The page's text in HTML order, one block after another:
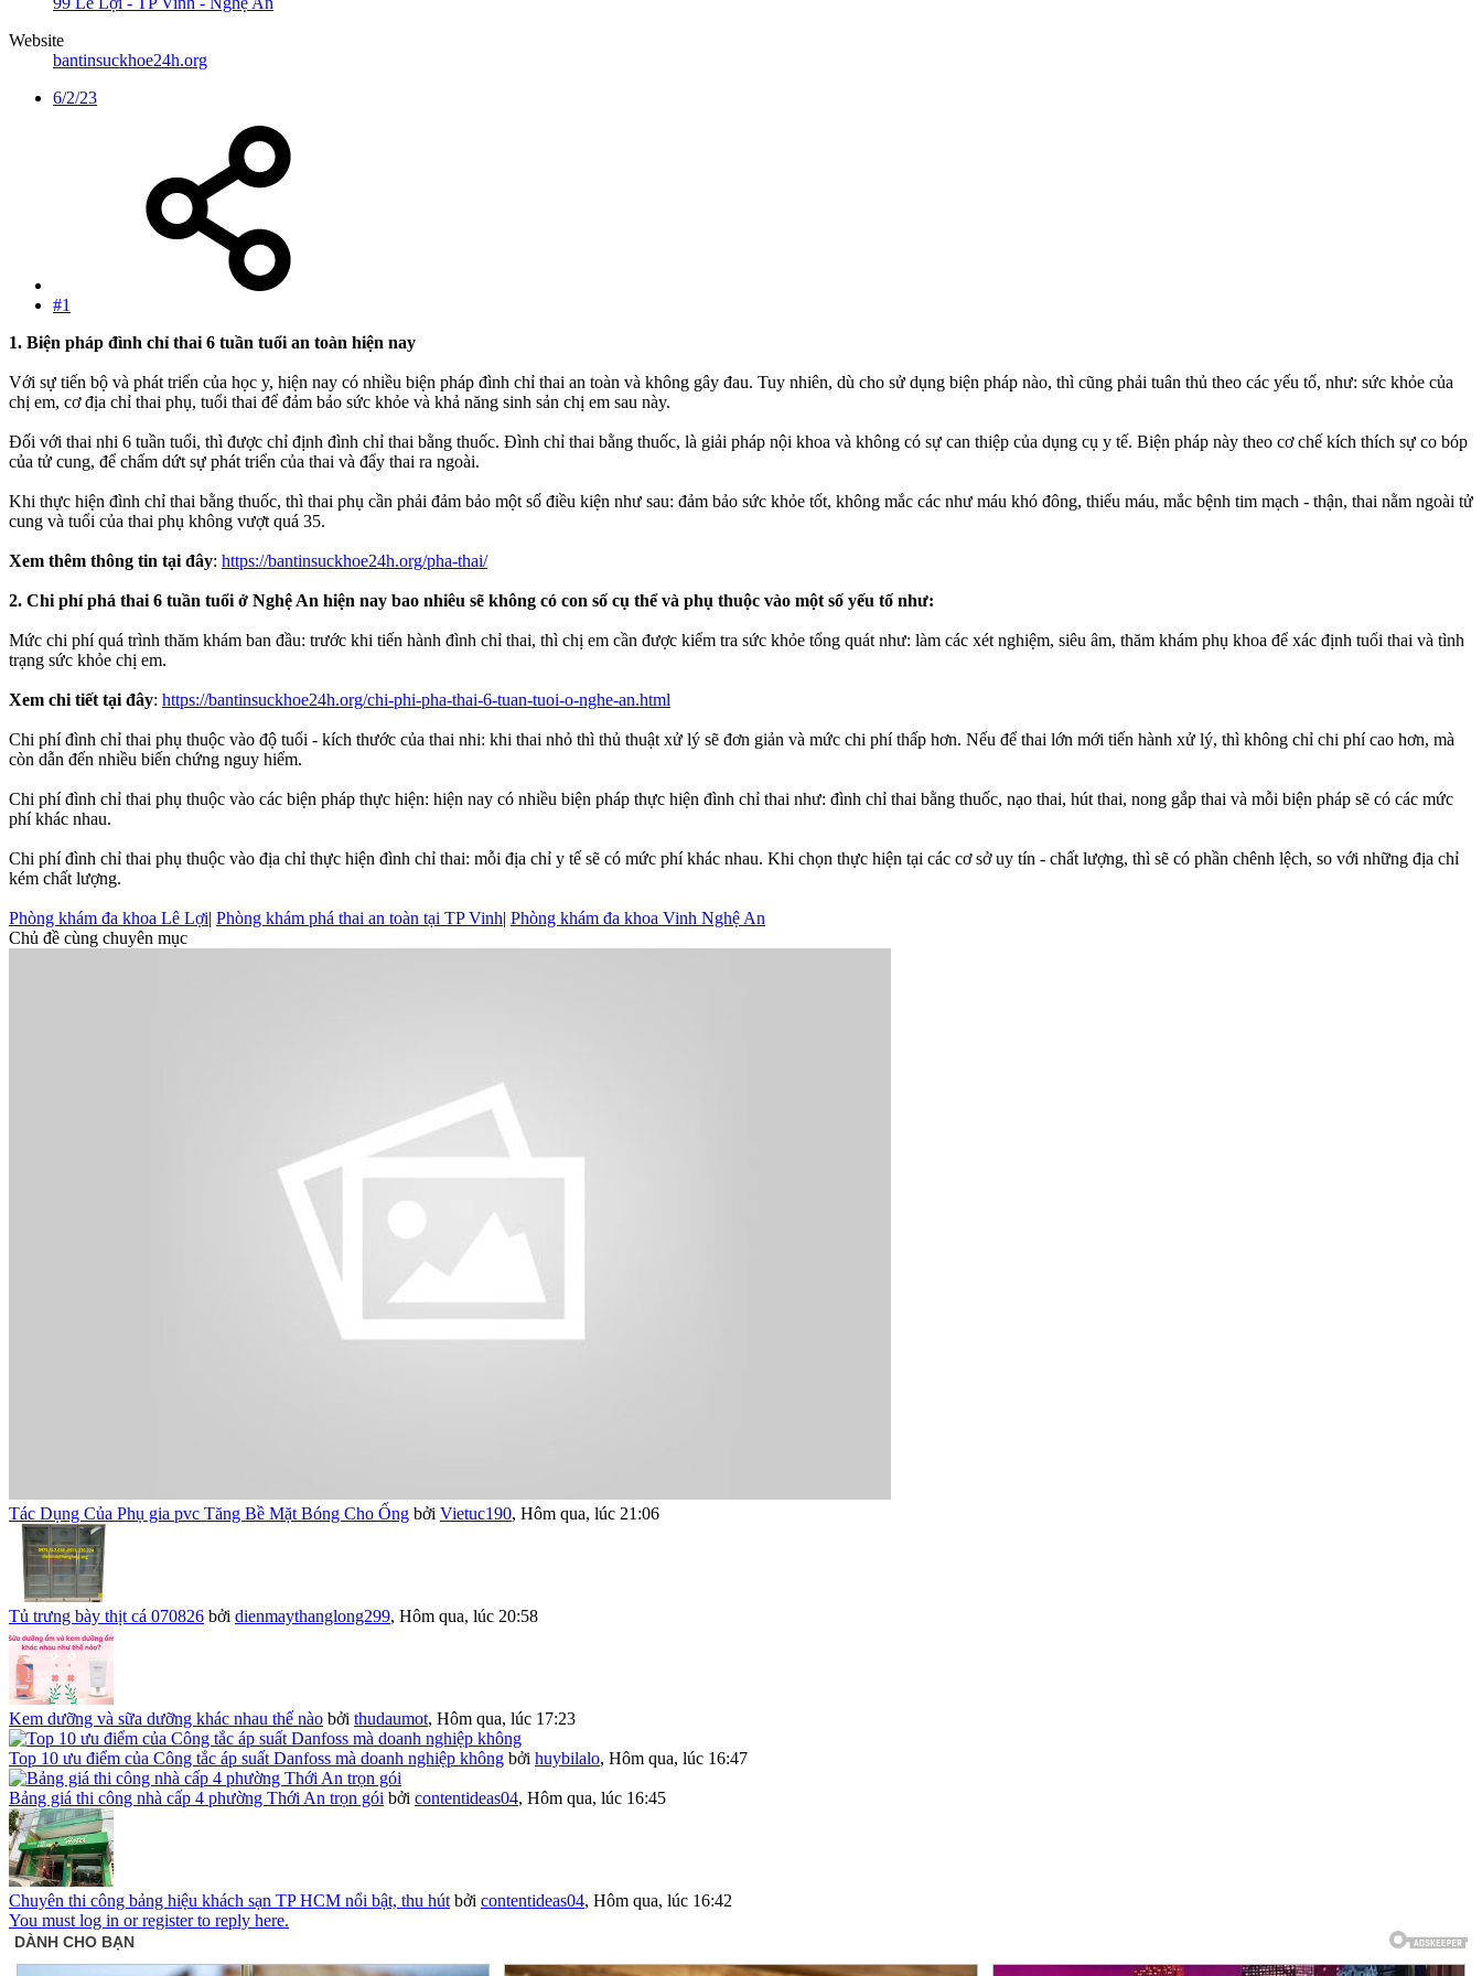
Website
bantinsuckhoe24h.org
6/2/23
#1
1. Biện pháp đình chỉ thai 6 tuần tuổi an toàn hiện nay
Với sự tiến bộ và phát triển của học y, hiện nay có nhiều biện pháp đình chỉ thai an toàn và không gây đau. Tuy nhiên, dù cho sử dụng biện pháp nào, thì cũng phải tuân thủ theo các yếu tố, như: sức khỏe của
chị em, cơ địa chỉ thai phụ, tuổi thai để đảm bảo sức khỏe và khả năng sinh sản chị em sau này.
Đối với thai nhi 6 tuần tuổi, thì được chỉ định đình chỉ thai bằng thuốc. Đình chỉ thai bằng thuốc, là giải pháp nội khoa và không có sự can thiệp của dụng cụ y tế. Biện pháp này theo cơ chế kích thích sự co bóp
của tử cung, để chấm dứt sự phát triển của thai và đẩy thai ra ngoài.
Khi thực hiện đình chỉ thai bằng thuốc, thì thai phụ cần phải đảm bảo một số điều kiện như sau: đảm bảo sức khỏe tốt, không mắc các như máu khó đông, thiếu máu, mắc bệnh tim mạch - thận, thai nằm ngoài tử
cung và tuổi của thai phụ không vượt quá 35.
Xem thêm thông tin tại đây: https://bantinsuckhoe24h.org/pha-thai/
2. Chi phí phá thai 6 tuần tuổi ở Nghệ An hiện nay bao nhiêu sẽ không có con số cụ thể và phụ thuộc vào một số yếu tố như:
Mức chi phí quá trình thăm khám ban đầu: trước khi tiến hành đình chỉ thai, thì chị em cần được kiểm tra sức khỏe tổng quát như: làm các xét nghiệm, siêu âm, thăm khám phụ khoa để xác định tuổi thai và tình
trạng sức khỏe chị em.
Xem chi tiết tại đây: https://bantinsuckhoe24h.org/chi-phi-pha-thai-6-tuan-tuoi-o-nghe-an.html
Chi phí đình chỉ thai phụ thuộc vào độ tuổi - kích thước của thai nhi: khi thai nhỏ thì thủ thuật xử lý sẽ đơn giản và mức chi phí thấp hơn. Nếu để thai lớn mới tiến hành xử lý, thì không chỉ chi phí cao hơn, mà
còn dẫn đến nhiều biến chứng nguy hiểm.
Chi phí đình chỉ thai phụ thuộc vào các biện pháp thực hiện: hiện nay có nhiều biện pháp thực hiện đình chỉ thai như: đình chỉ thai bằng thuốc, nạo thai, hút thai, nong gắp thai và mỗi biện pháp sẽ có các mức
phí khác nhau.
Chi phí đình chỉ thai phụ thuộc vào địa chỉ thực hiện đình chỉ thai: mỗi địa chỉ y tế sẽ có mức phí khác nhau. Khi chọn thực hiện tại các cơ sở uy tín - chất lượng, thì sẽ có phần chênh lệch, so với những địa chỉ
kém chất lượng.
Phòng khám đa khoa Lê Lợi| Phòng khám phá thai an toàn tại TP Vinh| Phòng khám đa khoa Vinh Nghệ An
Chủ đề cùng chuyên mục
Tác Dụng Của Phụ gia pvc Tăng Bề Mặt Bóng Cho Ống bởi Vietuc190, Hôm qua, lúc 21:06
Tủ trưng bày thịt cá 070826 bởi dienmaythanglong299, Hôm qua, lúc 20:58
Kem dưỡng và sữa dưỡng khác nhau thế nào bởi thudaumot, Hôm qua, lúc 17:23
Top 10 ưu điểm của Công tắc áp suất Danfoss mà doanh nghiệp không bởi huybilalo, Hôm qua, lúc 16:47
Bảng giá thi công nhà cấp 4 phường Thới An trọn gói bởi contentideas04, Hôm qua, lúc 16:45
Chuyên thi công bảng hiệu khách sạn TP HCM nổi bật, thu hút bởi contentideas04, Hôm qua, lúc 16:42
You must log in or register to reply here.